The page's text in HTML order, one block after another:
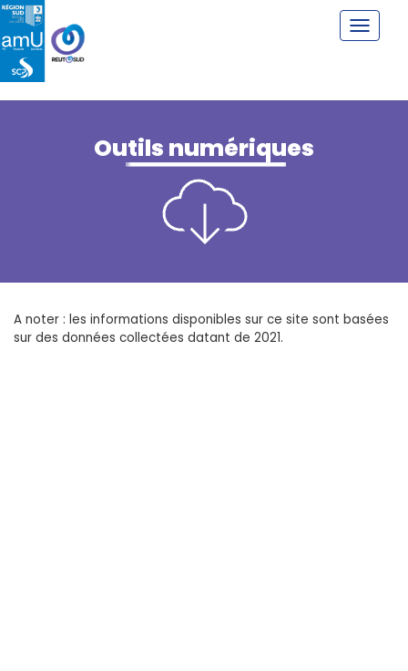
Outils numériques
A noter : les informations disponibles sur ce site sont basées
sur des données collectées datant de 2021.